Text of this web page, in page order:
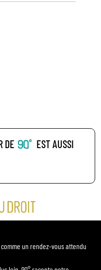
DE
EST AUSSI
un rendez-vous attendu